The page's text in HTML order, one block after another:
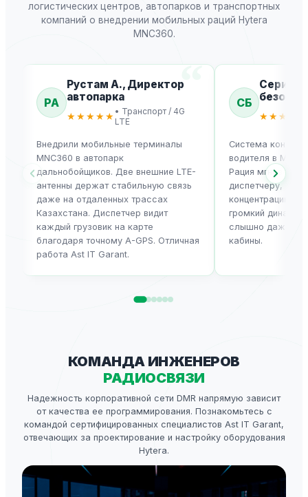
логистических центров, автопарков и транспортных
компаний о внедрении мобильных раций Hytera
MNC360.
РА
Рустам А., Директор
автопарка
★★★★★ • Транспорт / 4G
LTE
Внедрили мобильные терминалы
MNC360 в автопарк
дальнобойщиков. Две внешние LTE-
антенны держат стабильную связь
даже на отдаленных трассах
Казахстана. Диспетчер видит
каждый грузовик на карте
благодаря точному A-GPS. Отличная
работа Ast IT Garant.
СБ
Серик
★★★★★
Система
водителя в
Рация мгновенно
диспетчеру,
концентрацию
громкий динамик
слышно даже
кабины.
КОМАНДА ИНЖЕНЕРОВ
РАДИОСВЯЗИ
Надежность корпоративной сети DMR напрямую зависит
от качества ее программирования. Познакомьтесь с
командой сертифицированных специалистов Ast IT Garant,
отвечающих за проектирование и настройку оборудования
Hytera.